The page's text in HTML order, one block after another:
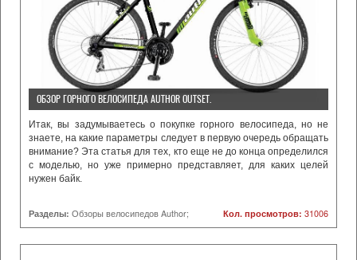
ОБЗОР ГОРНОГО ВЕЛОСИПЕДА AUTHOR OUTSET.
Итак, вы задумываетесь о покупке горного велосипеда, но не
знаете, на какие параметры следует в первую очередь обращать
внимание? Эта статья для тех, кто еще не до конца определился
с моделью, но уже примерно представляет, для каких целей
нужен байк.
Кол. просмотров: 31006
Разделы: Обзоры велосипедов Author;